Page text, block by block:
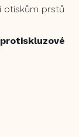
otiskům prstů
protiskluzové